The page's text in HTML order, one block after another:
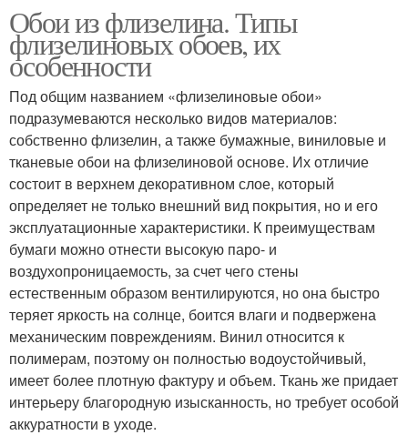
Обои из флизелина. Типы
флизелиновых обоев, их
особенности
Под общим названием «флизелиновые обои»
подразумеваются несколько видов материалов:
собственно флизелин, а также бумажные, виниловые и
тканевые обои на флизелиновой основе. Их отличие
состоит в верхнем декоративном слое, который
определяет не только внешний вид покрытия, но и его
эксплуатационные характеристики. К преимуществам
бумаги можно отнести высокую паро- и
воздухопроницаемость, за счет чего стены
естественным образом вентилируются, но она быстро
теряет яркость на солнце, боится влаги и подвержена
механическим повреждениям. Винил относится к
полимерам, поэтому он полностью водоустойчивый,
имеет более плотную фактуру и объем. Ткань же придает
интерьеру благородную изысканность, но требует особой
аккуратности в уходе.